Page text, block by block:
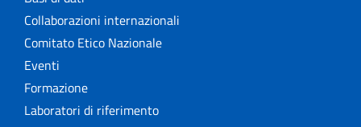
Collaborazioni internazionali
Comitato Etico Nazionale
Eventi
Formazione
Laboratori di riferimento